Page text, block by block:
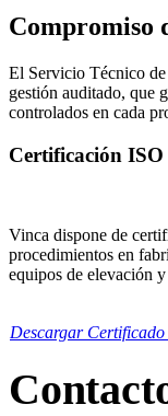
Compromiso
El Servicio Técnico de
gestión auditado, que
controlados en cada
Certificación ISO
Vinca dispone de
procedimientos en
equipos de elevación
Descargar Certificado